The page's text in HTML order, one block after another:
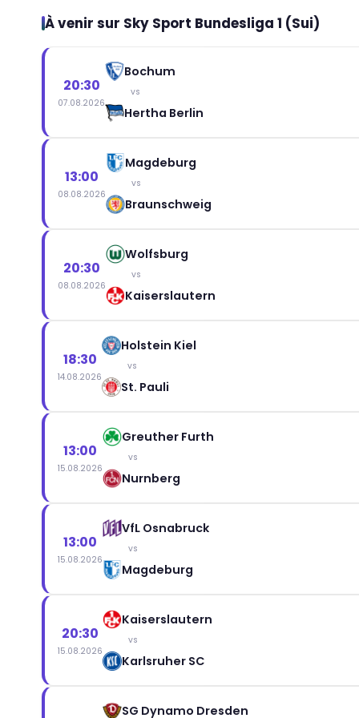
À venir sur Sky Sport Bundesliga 1 (Sui)
20:30
07.08.2026
Bochum
vs
Hertha Berlin
13:00
08.08.2026
Magdeburg
vs
Braunschweig
20:30
08.08.2026
Wolfsburg
vs
Kaiserslautern
18:30
14.08.2026
Holstein Kiel
vs
St. Pauli
13:00
15.08.2026
Greuther Furth
vs
Nurnberg
13:00
15.08.2026
VfL Osnabruck
vs
Magdeburg
20:30
15.08.2026
Kaiserslautern
vs
Karlsruher SC
SG Dynamo Dresden